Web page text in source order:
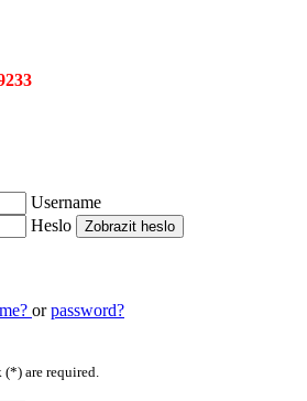
Username
Heslo
Zobrazit heslo
orpassword?
(*) are required.